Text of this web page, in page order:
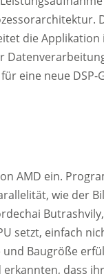
die Applikation
eine neue
AMD ein.
wie der
Butrashvily,
setzt, einfach
Baugröße
dass